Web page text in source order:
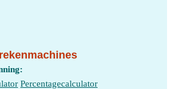
Percentagecalculator